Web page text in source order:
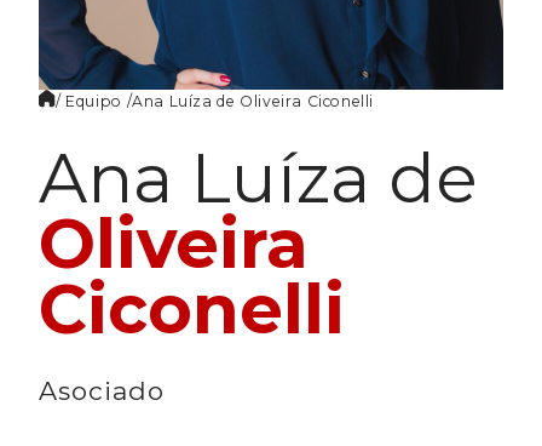
/ Equipo /Ana Luíza de Oliveira Ciconelli
Ana Luíza de
Oliveira
Ciconelli
Asociado